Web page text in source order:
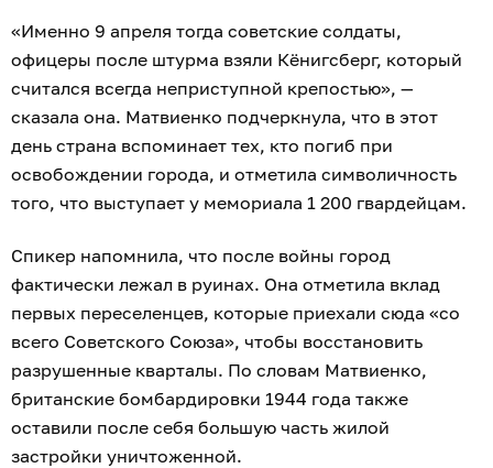
«Именно 9 апреля тогда советские солдаты,
офицеры после штурма взяли Кёнигсберг, который
считался всегда неприступной крепостью», —
сказала она. Матвиенко подчеркнула, что в этот
день страна вспоминает тех, кто погиб при
освобождении города, и отметила символичность
того, что выступает у мемориала 1 200 гвардейцам.
Спикер напомнила, что после войны город
фактически лежал в руинах. Она отметила вклад
первых переселенцев, которые приехали сюда «со
всего Советского Союза», чтобы восстановить
разрушенные кварталы. По словам Матвиенко,
британские бомбардировки 1944 года также
оставили после себя большую часть жилой
застройки уничтоженной.